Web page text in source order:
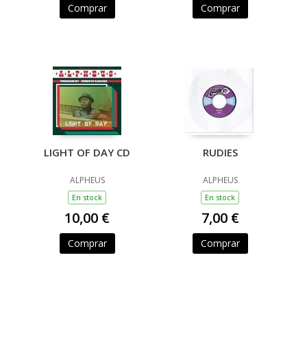
Comprar Comprar
LIGHT OF DAY CD
ALPHEUS
En stock
10,00 €
Comprar
RUDIES
ALPHEUS
En stock
7,00 €
Comprar